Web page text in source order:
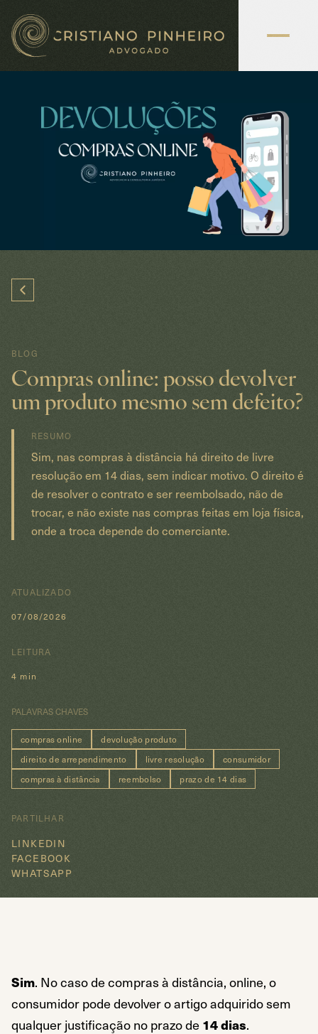
BLOG
Compras online: posso devolver
um produto mesmo sem defeito?
RESUMO
Sim, nas compras à distância há direito de livre
resolução em 14 dias, sem indicar motivo. O direito é
de resolver o contrato e ser reembolsado, não de
trocar, e não existe nas compras feitas em loja física,
onde a troca depende do comerciante.
ATUALIZADO
07/08/2026
LEITURA
4 min
PALAVRAS CHAVES
compras online
devolução produto
direito de arrependimento
livre resolução
consumidor
compras à distância
reembolso prazo de 14 dias
PARTILHAR
LINKEDIN
FACEBOOK
WHATSAPP
Sim. No caso de compras à distância, online, o
consumidor pode devolver o artigo adquirido sem
qualquer justificação no prazo de 14 dias.